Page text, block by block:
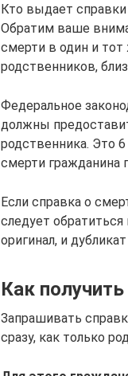
Кто выдает
Обратим ваше
смерти в один и
родственников,
Федеральное
должны
родственника. Это
смерти гражданина
Если справка о
следует
оригинал, и
Как
Запрашивать
сразу, как только